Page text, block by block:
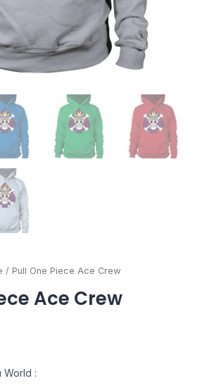
/ Pull One Piece Ace Crew
Ace Crew
World :